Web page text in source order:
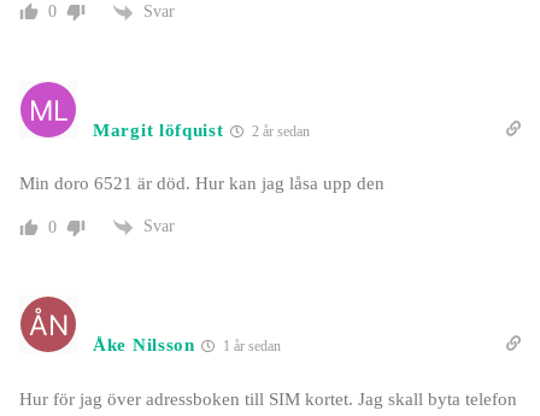
0 Svar
Margit löfquist 2 år sedan
Min doro 6521 är död. Hur kan jag låsa upp den
0 Svar
Åke Nilsson 1 år sedan
Hur för jag över adressboken till SIM kortet. Jag skall byta telefon